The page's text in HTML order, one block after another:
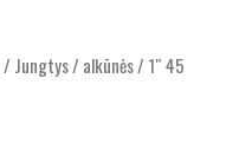
/ Jungtys / alkūnės/ 1″ 45